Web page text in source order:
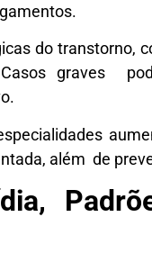
do transtorno,
graves
além de